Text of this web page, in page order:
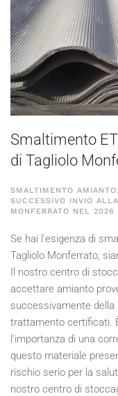
Smaltimento
di Tagliolo
SMALTIMENTO
SUCCESSIVO INVIO
MONFERRATO NEL 2026
Se hai l'esigenza di
Tagliolo Monferrato,
Il nostro centro di
accettare amianto
successivamente
trattamento certificati.
l'importanza di una
questo materiale
rischio serio per la
nostro centro di